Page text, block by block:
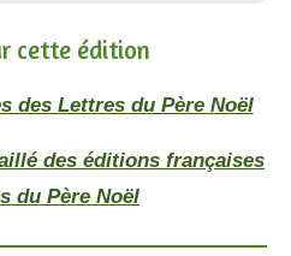
cette édition
des Lettres du Père Noël
des éditions françaises
du Père Noël